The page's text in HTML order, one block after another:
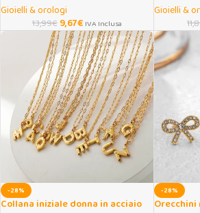
Gioielli & orologi
13,99€ 9,67€ IVA Inclusa
Gioielli &
-28%
Collana iniziale donna in acciaio
-28%
Orecchini